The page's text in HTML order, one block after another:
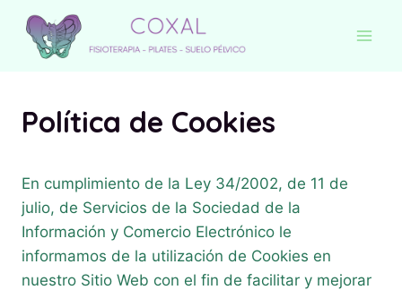
Saltar
contenido
Política de Cookies
En cumplimiento de la Ley 34/2002, de 11 de
julio, de Servicios de la Sociedad de la
Información y Comercio Electrónico le
informamos de la utilización de Cookies en
nuestro Sitio Web con el fin de facilitar y mejorar